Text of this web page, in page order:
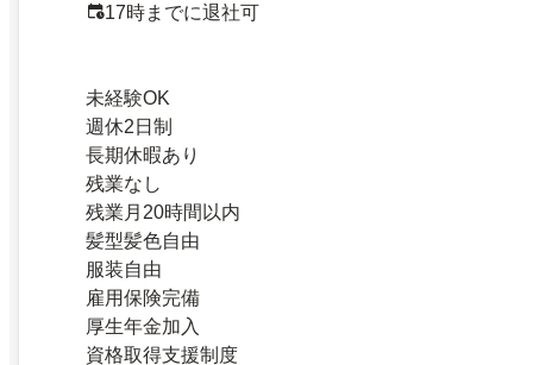
17時までに退社可
未経験OK
週休2日制
長期休暇あり
残業なし
残業月20時間以内
髪型髪色自由
服装自由
雇用保険完備
厚生年金加入
資格取得支援制度